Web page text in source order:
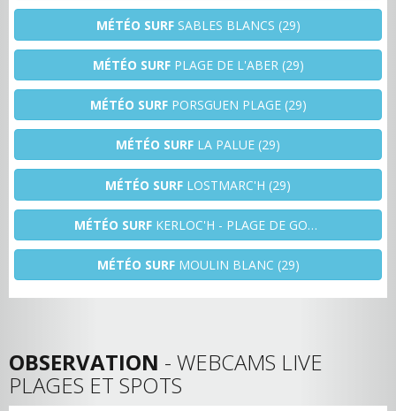
MÉTÉO SURFSABLES BLANCS (29)
MÉTÉO SURFPLAGE DE L'ABER (29)
MÉTÉO SURFPORSGUEN PLAGE (29)
MÉTÉO SURF LA PALUE (29)
MÉTÉO SURF LOSTMARC'H (29)
MÉTÉO SURF KERLOC'H - PLAGE DE GOULIEN (29)
MÉTÉO SURFMOULIN BLANC (29)
OBSERVATION - WEBCAMS LIVE
PLAGES ET SPOTS